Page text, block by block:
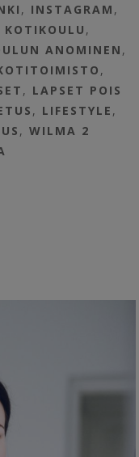
, INSTAGRAM ,
KOTIKOULU ,
ANOMINEN ,
,
, LAPSET POIS
, LIFESTYLE ,
, WILMA 2